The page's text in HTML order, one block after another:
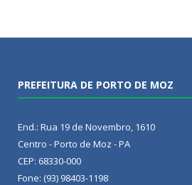
PREFEITURA DE PORTO DE MOZ
End.: Rua 19 de Novembro, 1610
Centro - Porto de Moz - PA
CEP: 68330-000
Fone: (93) 98403-1198